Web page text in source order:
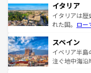
イタリア
イタリアは歴
れた国。 ロー
ろん、トスカ
景など、自然
ピザやパスタ
スペイン
イベリア半島
注ぐ地中海沿